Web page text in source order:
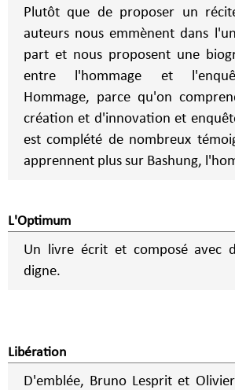
Plutôt que de proposer un
auteurs nous emmènent dans
part et nous proposent une
entre l'hommage et
Hommage, parce qu'on
création et d'innovation et
est complété de nombreux
apprennent plus sur Bashung,
L'Optimum
Un livre écrit et composé avec
digne.
Libération
D'emblée, Bruno Lesprit et